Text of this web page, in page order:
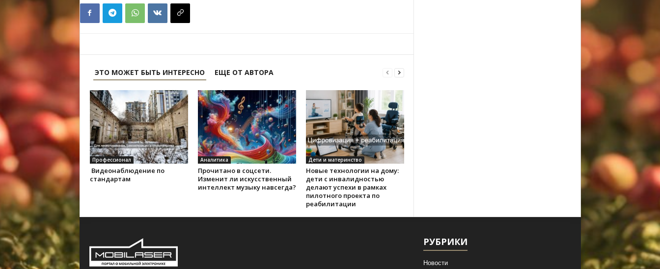
ЭТО МОЖЕТ БЫТЬ ИНТЕРЕСНО ЕЩЕ ОТ АВТОРА
Профессионал
Видеонаблюдение по
стандартам
Аналитика
Прочитано в соцсети.
Изменит ли искусственный
интеллект музыку навсегда?
Дети и материнство
Новые технологии на дому:
дети с инвалидностью
делают успехи в рамках
пилотного проекта по
реабилитации
РУБРИКИ
Новости